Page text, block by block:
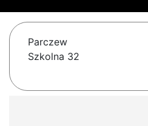
Parczew
Szkolna 32